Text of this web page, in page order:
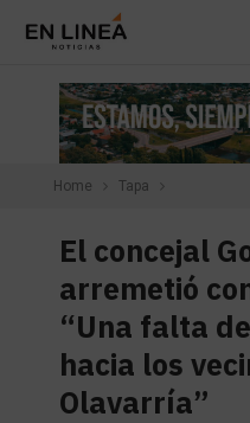
Home Tapa
El concejal
arremetió
“Una falta
hacia los
Olavarría”